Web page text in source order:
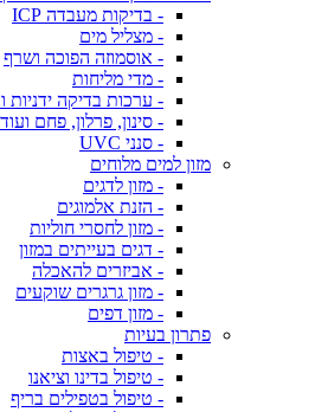
- בדיקות מעבדה ICP
- מצליל מים
- אוסמוזה הפוכה ושרף
- מדי מליחות
- ערכות בדיקה ידניות
- סינון, פרלון, פחם ועוד
- סנני UVC
מזון למים מלוחים
- מזון לדגים
- הזנת אלמוגים
- מזון לחסרי חוליות
- דגים בעייתים במזון
- אביזרים להאכלה
- מזון גרגרים שוקעים
- מזון דפים
פתרון בעיות
- טיפול באצות
- טיפול בדינו וציאנו
- טיפול בטפילים בריף